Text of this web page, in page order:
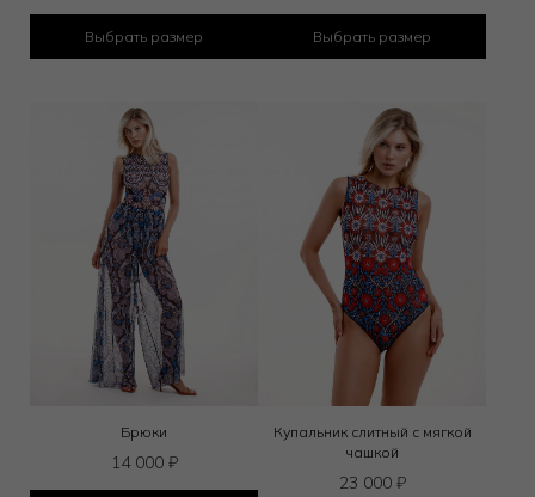
Выбрать размер Выбрать размер
Брюки
14 000 ₽
Купальник слитный с мягкой
чашкой
23 000 ₽